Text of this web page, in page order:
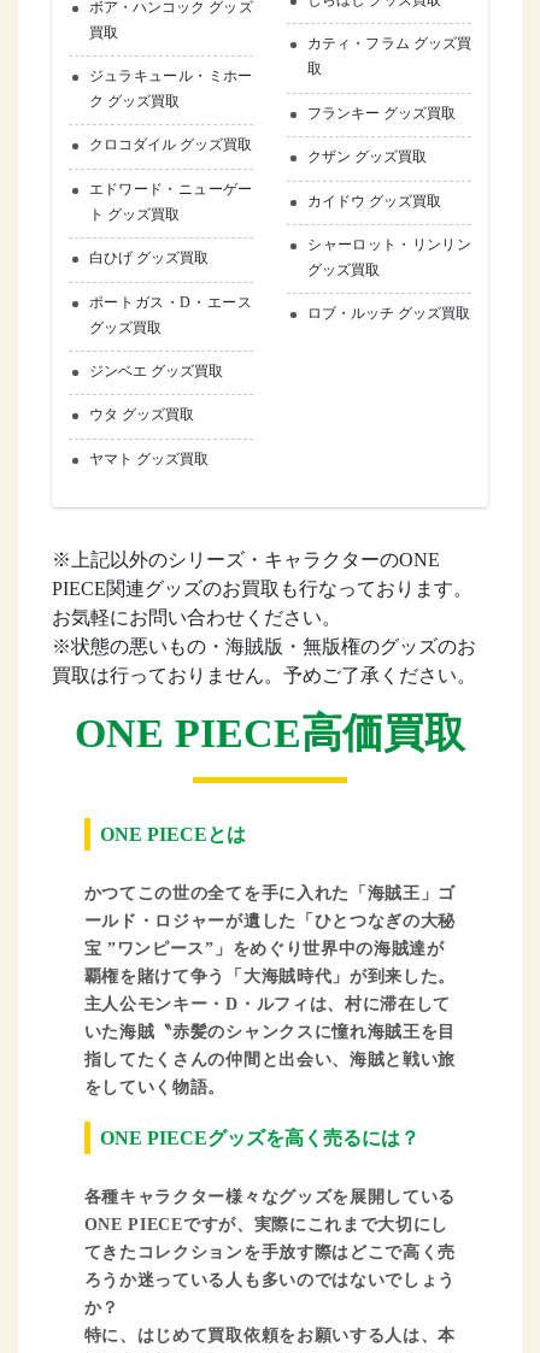
ボア・ハンコック グッズ
買取
ジュラキュール・ミホー
ク グッズ買取
クロコダイル グッズ買取
エドワード・ニューゲー
ト グッズ買取
白ひげ グッズ買取
ポートガス・D・エース
グッズ買取
ジンベエ グッズ買取
ウタ グッズ買取
ヤマト グッズ買取
カティ・フラム グッズ買
取
フランキー グッズ買取
クザン グッズ買取
カイドウ グッズ買取
シャーロット・リンリン
グッズ買取
ロブ・ルッチ グッズ買取
※上記以外のシリーズ・キャラクターのONE
PIECE関連グッズのお買取も行なっております。
お気軽にお問い合わせください。
※状態の悪いもの・海賊版・無版権のグッズのお
買取は行っておりません。予めご了承ください。
ONE PIECE高価買取
ONE PIECEとは
かつてこの世の全てを手に入れた「海賊王」ゴ
ールド・ロジャーが遺した「ひとつなぎの大秘
宝 ”ワンピース”」をめぐり世界中の海賊達が
覇権を賭けて争う「大海賊時代」が到来した。
主人公モンキー・D・ルフィは、村に滞在して
いた海賊〝赤髪のシャンクスに憧れ海賊王を目
指してたくさんの仲間と出会い、海賊と戦い旅
をしていく物語。
ONE PIECEグッズを高く売るには？
各種キャラクター様々なグッズを展開している
ONE PIECEですが、実際にこれまで大切にし
てきたコレクションを手放す際はどこで高く売
ろうか迷っている人も多いのではないでしょう
か？
特に、はじめて買取依頼をお願いする人は、本